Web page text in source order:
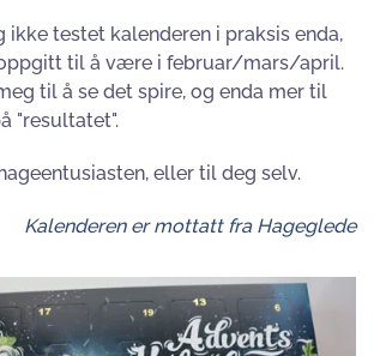
ikke testet kalenderen i praksis enda,
til å være i februar/mars/april.
til å se det spire, og enda mer til
"resultatet".
eller til deg selv.
Kalenderen er mottatt fra Hageglede